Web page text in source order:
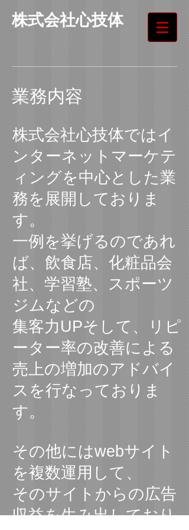
株式会社心技体
業務内容
株式会社心技体ではイ
ンターネットマーケテ
ィングを中心とした業
務を展開しておりま
す。
一例を挙げるのであれ
ば、飲食店、化粧品会
社、学習塾、スポーツ
ジムなどの
集客力UPそして、リピ
ーター率の改善による
売上の増加のアドバイ
スを行なっておりま
す。
その他にはwebサイト
を複数運用して、
​そのサイトからの広告
収益を生み出しており